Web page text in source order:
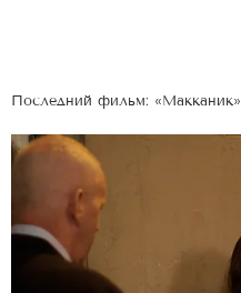
Последний фильм: «Макканик»